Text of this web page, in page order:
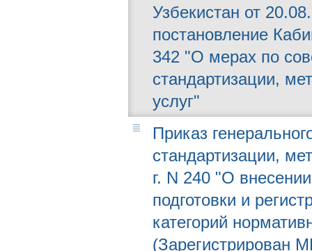
Узбекистан от
постановление
342 "О мерах по
стандартизации,
услуг"
Приказ
стандартизации,
г. N 240 "О
подготовки и
категорий
(Зарегистрирован